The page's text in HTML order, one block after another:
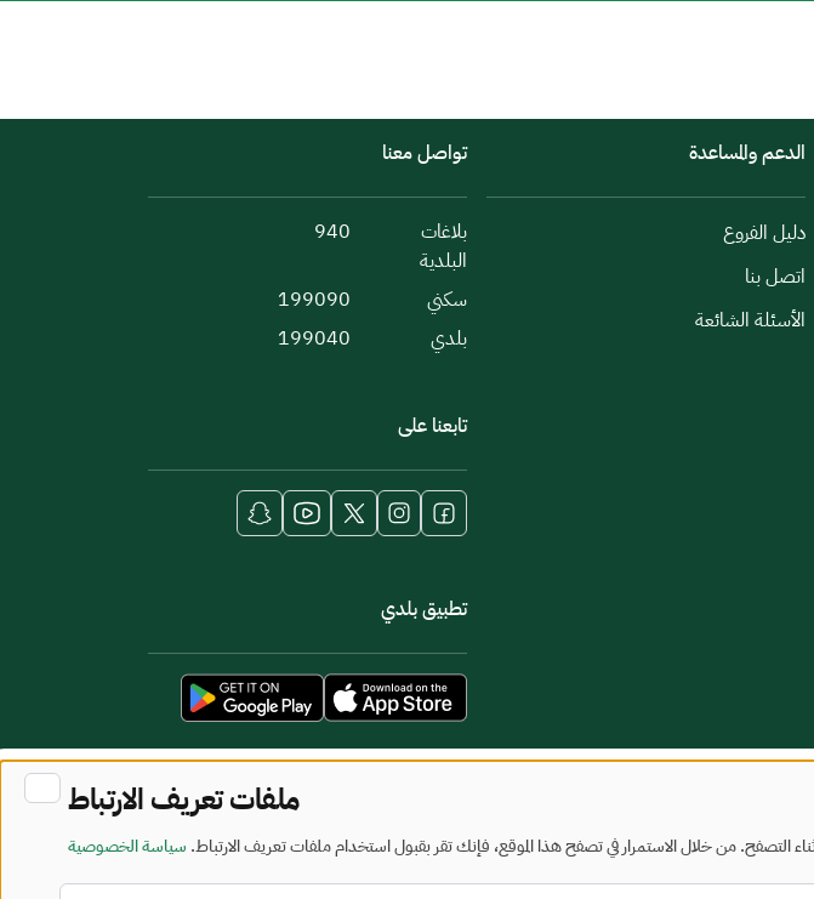
الدعم والمساعدة
دليل الفروع
اتصل بنا
الأسئلة الشائعة
تواصل معنا
بلاغات
البلدية
940
سكني
199090
بلدي
199040
تابعنا على
تطبيق بلدي
ملفات تعريف الارتباط
من خلال الاستمرار في تصفح هذا الموقع، فإنك تقر بقبول استخدام ملفات تعريف الارتباط. سياسة الخصوصية